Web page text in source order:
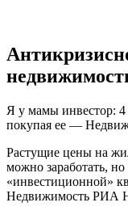
Я у мамы инвестор: 4
покупая ее —
Растущие цены на
можно заработать,
«инвестиционной»
Недвижимость РИА